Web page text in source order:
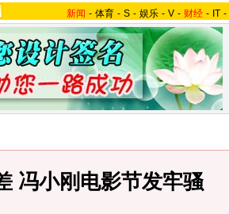
新闻 - 体育 - S - 娱乐 - V - 财经 - IT -
冯小刚电影节发牢骚